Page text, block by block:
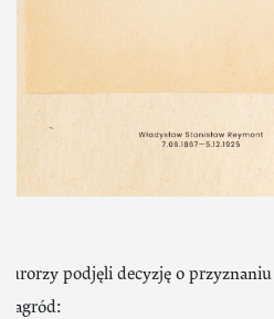
Jurorzy podjęli decyzję o
nagród: